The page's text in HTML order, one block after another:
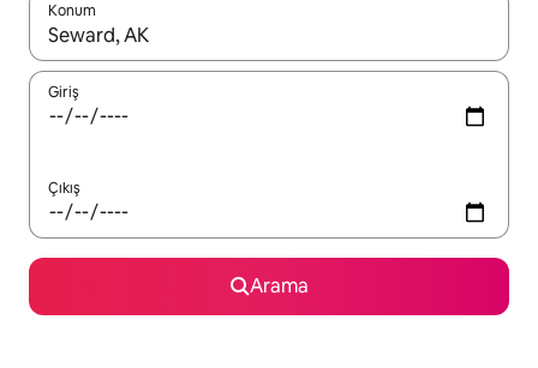
Konum
Sonuçlar kullanılabilir olduğunda yukarı ve aşağı oklarıyla
Giriş
Çıkış
Arama